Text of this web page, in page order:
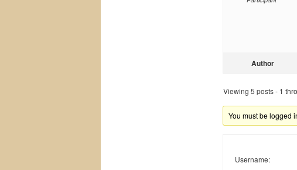
Author
Viewing 5 posts - 1
You must be logged
Username: